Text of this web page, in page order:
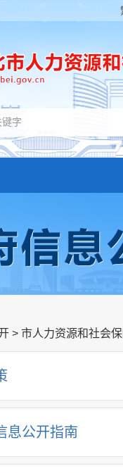
> 市人力资源和社会
息公开指南